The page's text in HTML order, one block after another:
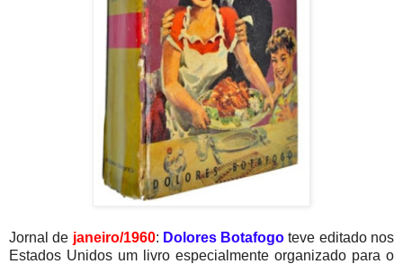
Jornal de janeiro/1960: Dolores Botafogo teve editado nos
Estados Unidos um livro especialmente organizado para o